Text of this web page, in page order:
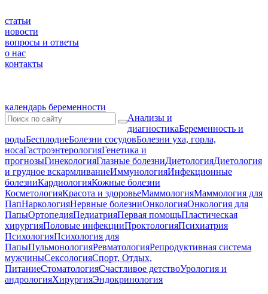
статьи
новости
вопросы и ответы
о нас
контакты
календарь беременности
Анализы и
диагностикаБеременность и
родыБесплодиеБолезни сосудовБолезни уха, горла,
носаГастроэнтерологияГенетика и
прогнозыГинекологияГлазные болезниДиетологияДиетология
и грудное вскармливаниеИммунологияИнфекционные
болезниКардиологияКожные болезни
КосметологияКрасота и здоровьеМаммологияМаммология для
ПапНаркологияНервные болезниОнкологияОнкология для
ПапыОртопедияПедиатрияПервая помощьПластическая
хирургияПоловые инфекцииПроктологияПсихиатрия
ПсихологияПсихология для
ПапыПульмонологияРевматологияРепродуктивная система
мужчиныСексологияСпорт, Отдых,
ПитаниеСтоматологияСчастливое детствоУрология и
андрологияХирургияЭндокринология